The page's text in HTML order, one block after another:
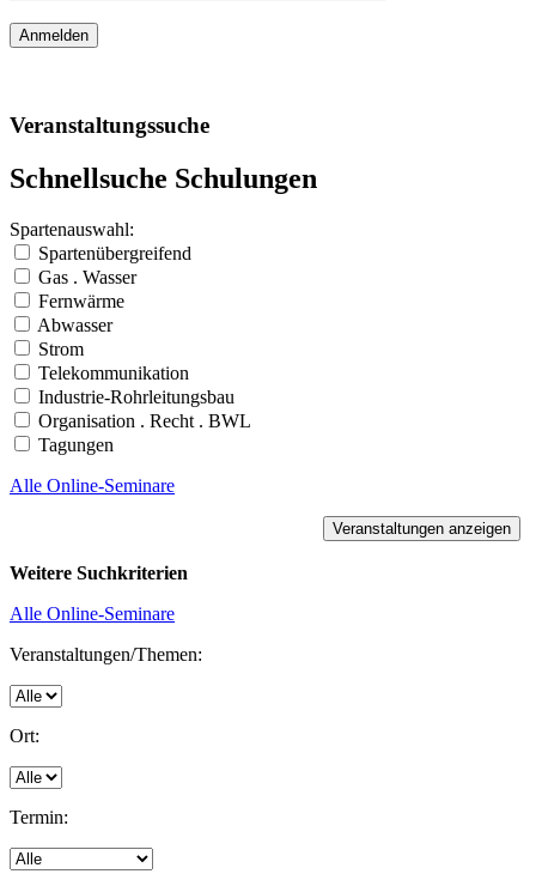
Veranstaltungssuche
Schnellsuche Schulungen
Spartenauswahl:
Spartenübergreifend
Gas . Wasser
Fernwärme
Abwasser
Strom
Telekommunikation
Industrie-Rohrleitungsbau
Organisation . Recht . BWL
Tagungen
Alle Online-Seminare
Weitere Suchkriterien
Alle Online-Seminare
Veranstaltungen/Themen:
Ort:
Termin: